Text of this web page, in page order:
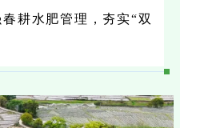
耕水肥管理，夯实“双